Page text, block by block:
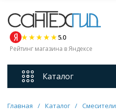
5.0
Рейтинг магазина в Яндексе
Каталог
Смесители
Главная / Каталог / Смесители